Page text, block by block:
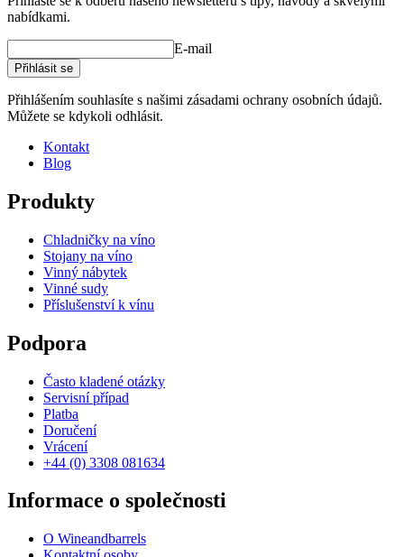
nabídkami.
E-mail
Přihlásit se
Přihlášením souhlasíte s našimi zásadami ochrany osobních údajů.
Můžete se kdykoli odhlásit.
Kontakt
Blog
Produkty
Chladničky na víno
Stojany na víno
Vinný nábytek
Vinné sudy
Příslušenství k vínu
Podpora
Často kladené otázky
Servisní případ
Platba
Doručení
Vrácení
+44 (0) 3308 081634
Informace o společnosti
O Wineandbarrels